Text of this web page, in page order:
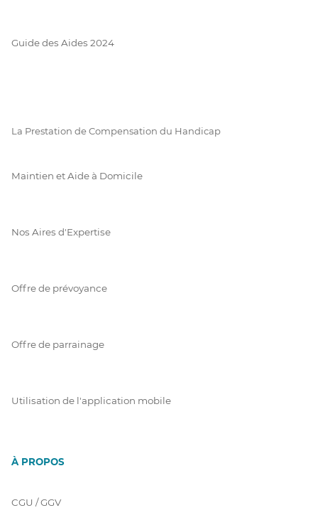
Guide des Aides 2024
La Prestation de Compensation du Handicap
Maintien et Aide à Domicile
Nos Aires d'Expertise
Offre de prévoyance
Offre de parrainage
Utilisation de l'application mobile
À PROPOS
CGU / GGV